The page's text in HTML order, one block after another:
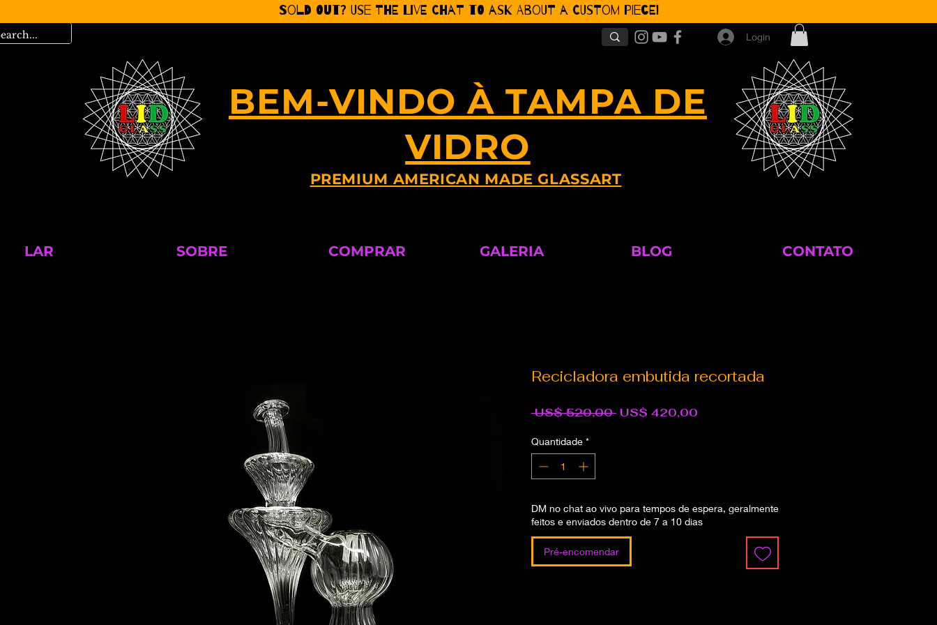
Sold Out? Use the Live CHat to ask about a Custom Piece!
Login
BEM-VINDO À TAMPA DE
VIDRO
PREMIUM AMERICAN MADE GLASSART
LAR SOBRE COMPRAR GALERIA BLOG CONTATO
Recicladora embutida recortada
US$ 520,00 Preço
US$ 420,00
Quantidade *
DM no chat ao vivo para tempos de espera, geralmente
feitos e enviados dentro de 7 a 10 dias
Pré-encomendar